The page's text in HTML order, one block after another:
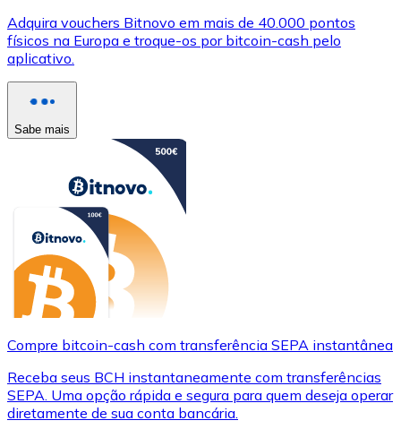
Adquira vouchers Bitnovo em mais de 40.000 pontos
físicos na Europa e troque-os por bitcoin-cash pelo
aplicativo.
Sabe mais
Compre bitcoin-cash com transferência SEPA instantânea
Receba seus BCH instantaneamente com transferências
SEPA. Uma opção rápida e segura para quem deseja operar
diretamente de sua conta bancária.